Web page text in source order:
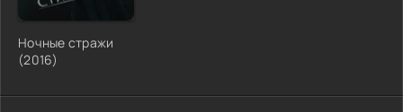
Ночные стражи
(2016)